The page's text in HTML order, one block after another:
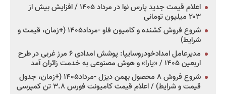
اعلام قیمت جدید پارس نوا در مرداد ۱۴۰۵ / افزایش بیش از
۲۰۳ میلیون تومانی
شروع فروش کشنده و کامیون فاو -مرداد۱۴۰۵ (+زمان، قیمت و
شرایط)
مدیرعامل امدادخودروسایپا: پوشش امدادی ۶ مرز غربی در طرح
اربعین ۱۴۰۵ / «یارا» و هوش مصنوعی به خدمت زائران آمد
شروع فروش ۸ محصول بهمن دیزل -مرداد۱۴۰۵ (+زمان، جدول
قیمت و شرایط) / اعلام قیمت کامیونت فورس ۳.۸ تن کمپرسی